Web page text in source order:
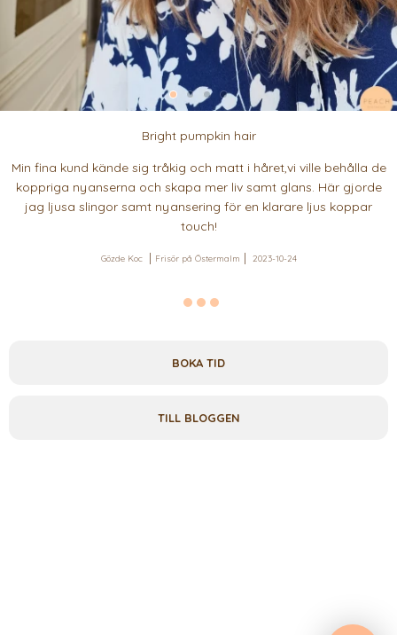
Bright pumpkin hair
Min fina kund kände sig tråkig och matt i håret,vi ville behålla de
koppriga nyanserna och skapa mer liv samt glans. Här gjorde
jag ljusa slingor samt nyansering för en klarare ljus koppar
touch!
Gözde Koc Frisör på Östermalm 2023-10-24
BOKA TID
TILL BLOGGEN